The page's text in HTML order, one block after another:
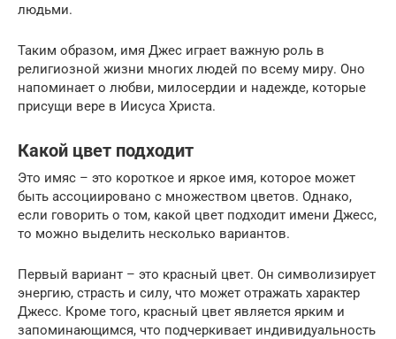
людьми.
Таким образом, имя Джес играет важную роль в
религиозной жизни многих людей по всему миру. Оно
напоминает о любви, милосердии и надежде, которые
присущи вере в Иисуса Христа.
Какой цвет подходит
Это имяс – это короткое и яркое имя, которое может
быть ассоциировано с множеством цветов. Однако,
если говорить о том, какой цвет подходит имени Джесс,
то можно выделить несколько вариантов.
Первый вариант – это красный цвет. Он символизирует
энергию, страсть и силу, что может отражать характер
Джесс. Кроме того, красный цвет является ярким и
запоминающимся, что подчеркивает индивидуальность